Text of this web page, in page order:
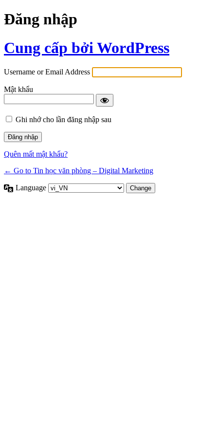
Đăng nhập
Cung cấp bởi WordPress
Username or Email Address
Mật khẩu
Ghi nhớ cho lần đăng nhập sau
Quên mất mật khẩu?
← Go to Tin học văn phòng – Digital Marketing
Language